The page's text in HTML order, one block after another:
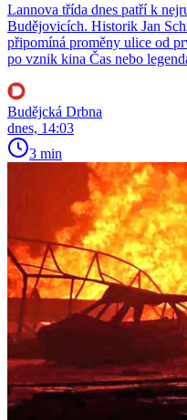
Lannova třída dnes patří k
Budějovicích. Historik Jan
připomíná proměny ulice od
po vznik kina Čas nebo
Budějcká Drbna
dnes, 14:03
3 min